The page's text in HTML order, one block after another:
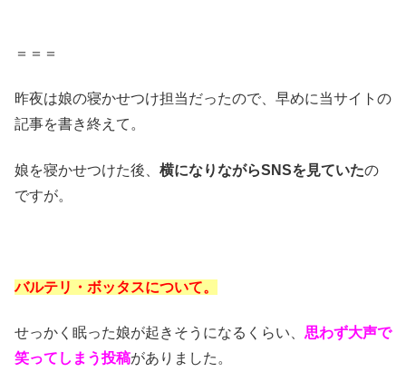
＝＝＝
昨夜は娘の寝かせつけ担当だったので、早めに当サイトの
記事を書き終えて。
娘を寝かせつけた後、 横になりながらSNSを見ていたの
ですが。
バルテリ・ボッタスについて。
せっかく眠った娘が起きそうになるくらい、 思わず大声で
笑ってしまう投稿がありました。